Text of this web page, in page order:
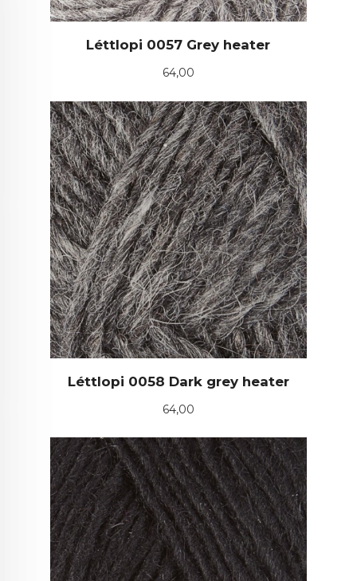
Léttlopi 0057 Grey heater
Pris
64,00
Léttlopi 0058 Dark grey heater
Pris
64,00